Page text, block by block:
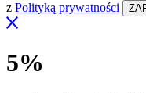
z Polityką prywatności
5%